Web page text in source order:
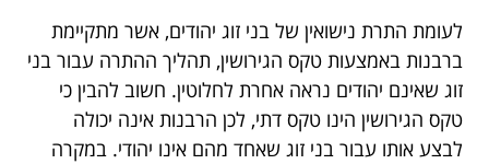
לעומת התרת נישואין של בני זוג יהודים, אשר מתקיימת
ברבנות באמצעות טקס הגירושין, תהליך ההתרה עבור בני
זוג שאינם יהודים נראה אחרת לחלוטין. חשוב להבין כי
טקס הגירושין הינו טקס דתי, לכן הרבנות אינה יכולה
לבצע אותו עבור בני זוג שאחד מהם אינו יהודי. במקרה